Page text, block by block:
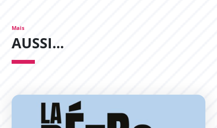
Mais
AUSSI...
La Retro Estivale